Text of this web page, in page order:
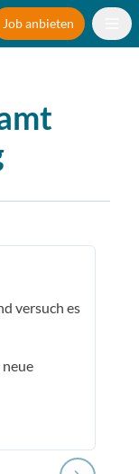
Job anbieten
versuch es